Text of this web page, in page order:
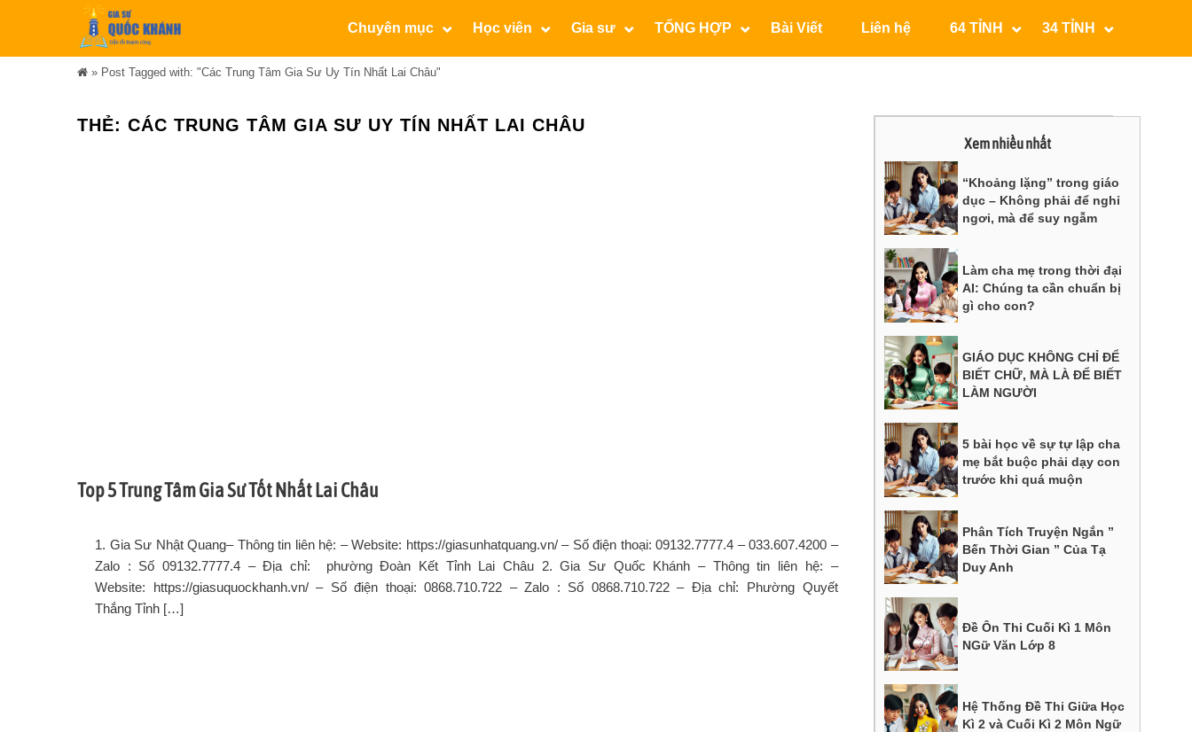
Chuyên mục Học viên Gia sư TỔNG HỢP Bài Viết Liên hệ 64 TỈNH 34 TỈNH
» Post Tagged with: "Các Trung Tâm Gia Sư Uy Tín Nhất Lai Châu"
THẺ: CÁC TRUNG TÂM GIA SƯ UY TÍN NHẤT LAI CHÂU
Top 5 Trung Tâm Gia Sư Tốt Nhất Lai Châu
1. Gia Sư Nhật Quang– Thông tin liên hệ: – Website: https://giasunhatquang.vn/ – Số điện thoại: 09132.7777.4 – 033.607.4200 –
Zalo : Số 09132.7777.4 – Địa chỉ: phường Đoàn Kết Tỉnh Lai Châu 2. Gia Sư Quốc Khánh – Thông tin liên hệ: –
Website: https://giasuquockhanh.vn/ – Số điện thoại: 0868.710.722 – Zalo : Số 0868.710.722 – Địa chỉ: Phường Quyết
Thắng Tỉnh […]
Xem nhiều nhất
“Khoảng lặng” trong giáo
dục – Không phải để nghỉ
ngơi, mà để suy ngẫm
Làm cha mẹ trong thời đại
AI: Chúng ta cần chuẩn bị
gì cho con?
GIÁO DỤC KHÔNG CHỈ ĐỂ
BIẾT CHỮ, MÀ LÀ ĐỂ BIẾT
LÀM NGƯỜI
5 bài học về sự tự lập cha
mẹ bắt buộc phải dạy con
trước khi quá muộn
Phân Tích Truyện Ngắn ”
Bến Thời Gian ” Của Tạ
Duy Anh
Đề Ôn Thi Cuối Kì 1 Môn
NGữ Văn Lớp 8
Hệ Thống Đề Thi Giữa Học
Kì 2 và Cuối Kì 2 Môn Ngữ